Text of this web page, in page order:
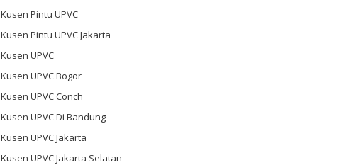
Kusen Pintu UPVC
Kusen Pintu UPVC Jakarta
Kusen UPVC
Kusen UPVC Bogor
Kusen UPVC Conch
Kusen UPVC Di Bandung
Kusen UPVC Jakarta
Kusen UPVC Jakarta Selatan